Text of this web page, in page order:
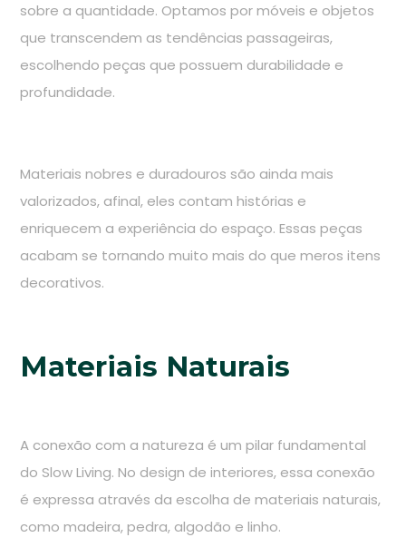
sobre a quantidade. Optamos por móveis e objetos
que transcendem as tendências passageiras,
escolhendo peças que possuem durabilidade e
profundidade.
Materiais nobres e duradouros são ainda mais
valorizados, afinal, eles contam histórias e
enriquecem a experiência do espaço. Essas peças
acabam se tornando muito mais do que meros itens
decorativos.
Materiais Naturais
A conexão com a natureza é um pilar fundamental
do Slow Living. No design de interiores, essa conexão
é expressa através da escolha de materiais naturais,
como madeira, pedra, algodão e linho.